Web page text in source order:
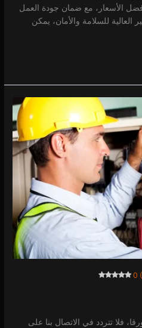
الأسعار، مع ضمان جودة العمل
العالية للسلامة والأمان، يمكن
0
فلا تتردد في الاتصال بنا على